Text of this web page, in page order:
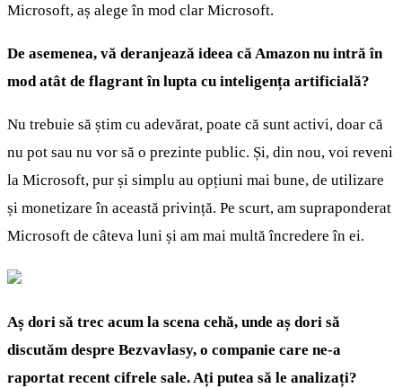
Microsoft, aș alege în mod clar Microsoft.
De asemenea, vă deranjează ideea că Amazon nu intră în
mod atât de flagrant în lupta cu inteligența artificială?
Nu trebuie să știm cu adevărat, poate că sunt activi, doar că
nu pot sau nu vor să o prezinte public. Și, din nou, voi reveni
la Microsoft, pur și simplu au opțiuni mai bune, de utilizare
și monetizare în această privință. Pe scurt, am supraponderat
Microsoft de câteva luni și am mai multă încredere în ei.
Aș dori să trec acum la scena cehă, unde aș dori să
discutăm despre Bezvavlasy, o companie care ne-a
raportat recent cifrele sale. Ați putea să le analizați?